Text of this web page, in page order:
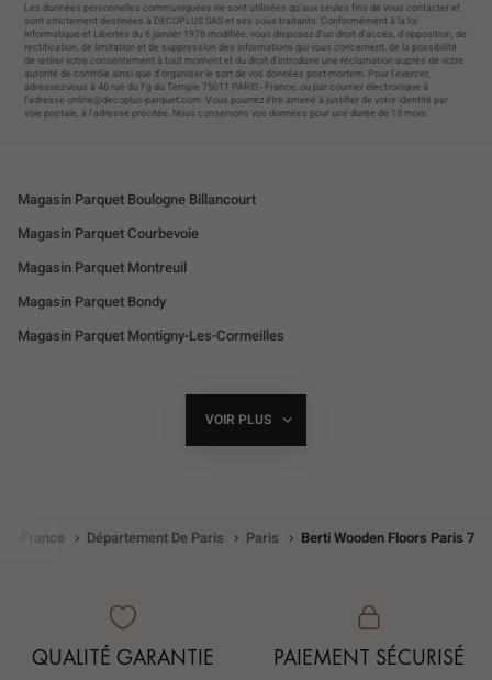
Les données personnelles communiquées ne sont utilisées qu'aux seules fins de vous contacter et
sont strictement destinées à DECOPLUS SAS et ses sous-traitants. Conformément à la loi
Informatique et Libertés du 6 janvier 1978 modifiée, vous disposez d'un droit d'accès, d'opposition, de
rectification, de limitation et de suppression des informations qui vous concernent, de la possibilité
de retirer votre consentement à tout moment et du droit d'introduire une réclamation auprès de votre
autorité de contrôle ainsi que d'organiser le sort de vos données post-mortem. Pour l'exercer,
adressez-vous à 46 rue du Fg du Temple 75011 PARIS - France, ou par courrier électronique à
l'adresseonline@decoplus-parquet.com. Vous pourrez être amené à justifier de votre identité par
voie postale, à l'adresse précitée. Nous conservons vos données pour une durée de 13 mois.
Magasin Parquet Boulogne Billancourt
Magasin Parquet Courbevoie
Magasin Parquet Montreuil
Magasin Parquet Bondy
Magasin Parquet Montigny-Les-Cormeilles
VOIR PLUS
DE
France Département De Paris Paris Berti Wooden Floors Paris 7
QUALITÉ GARANTIE PAIEMENT SÉCURISÉ